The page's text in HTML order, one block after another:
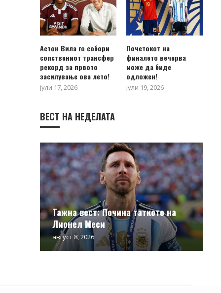
Астон Вила го собори
сопствениот трансфер
рекорд за првото
засилување ова лето!
јули 17, 2026
Почетокот на
финалето вечерва
може да биде
одложен!
јули 19, 2026
ВЕСТ НА НЕДЕЛАТА
Тажна вест: Почина таткото на
Лионел Меси
август 8, 2026